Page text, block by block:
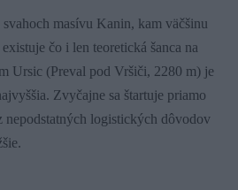
masívu Kanin, kam väčšinu
čo i len teoretická šanca na
Ursic (Preval pod Vršiči, 2280 m) je
Zvyčajne sa štartuje priamo
nepodstatných logistických dôvodov